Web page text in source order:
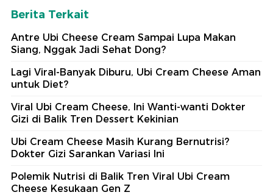
Berita Terkait
Antre Ubi Cheese Cream Sampai Lupa Makan
Siang, Nggak Jadi Sehat Dong?
Lagi Viral-Banyak Diburu, Ubi Cream Cheese Aman
untuk Diet?
Viral Ubi Cream Cheese, Ini Wanti-wanti Dokter
Gizi di Balik Tren Dessert Kekinian
Ubi Cream Cheese Masih Kurang Bernutrisi?
Dokter Gizi Sarankan Variasi Ini
Polemik Nutrisi di Balik Tren Viral Ubi Cream
Cheese Kesukaan Gen Z